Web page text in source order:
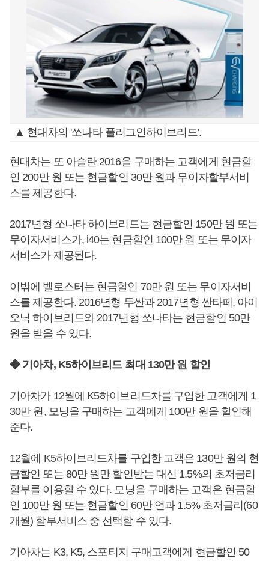
▲ 현대차의 '쏘나타 플러그인하이브리드'.
현대차는 또 아슬란 2016을 구매하는 고객에게 현금할
인 200만 원 또는 현금할인 30만 원과 무이자할부서비
스를 제공한다.
2017년형 쏘나타 하이브리드는 현금할인 150만 원 또는
무이자서비스가, i40는 현금할인 100만 원 또는 무이자
서비스가 제공된다.
이밖에 벨로스터는 현금할인 70만 원 또는 무이자서비
스를 제공한다. 2016년형 투싼과 2017년형 싼타페, 아이
오닉 하이브리드와 2017년형 쏘나타는 현금할인 50만
원을 받을 수 있다.
◆ 기아차, K5하이브리드 최대 130만 원 할인
기아차가 12월에 K5하이브리드차를 구입한 고객에게 1
30만 원, 모닝을 구매하는 고객에게 100만 원을 할인해
준다.
12월에 K5하이브리드차를 구입한 고객은 130만 원의 현
금할인 또는 80만 원만 할인받는 대신 1.5%의 초저금리
할부를 이용할 수 있다. 모닝을 구매하는 고객은 현금할
인 100만 원 또는 현금할인 60만 언과 1.5% 초저금리(60
개월) 할부서비스 중 선택할 수 있다.
기아차는 K3, K5, 스포티지 구매고객에게 현금할인 50